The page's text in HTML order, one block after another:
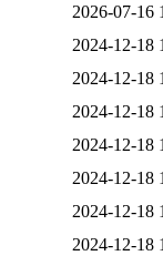
2026-07-16
2024-12-18
2024-12-18
2024-12-18
2024-12-18
2024-12-18
2024-12-18
2024-12-18